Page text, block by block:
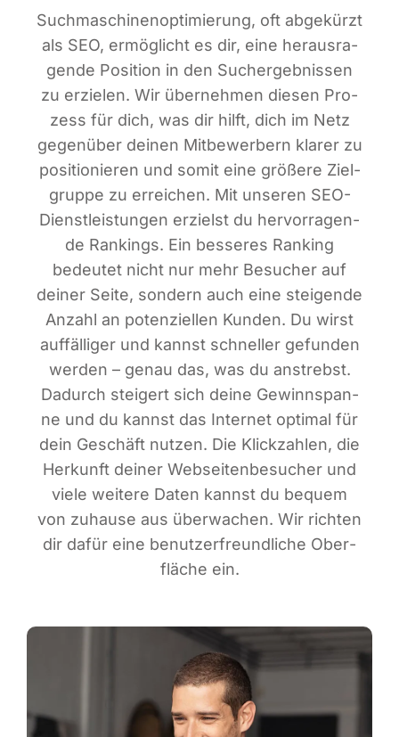
Such­ma­schi­nen­op­ti­mie­rung, oft abge­kürzt
als SEO, ermög­licht es dir, eine her­aus­ra­
gen­de Posi­ti­on in den Such­ergeb­nis­sen
zu erzie­len. Wir über­neh­men die­sen Pro­
zess für dich, was dir hilft, dich im Netz
gegen­über dei­nen Mit­be­wer­bern kla­rer zu
posi­tio­nie­ren und somit eine grö­ße­re Ziel­
grup­pe zu errei­chen. Mit unse­ren SEO-
Dienst­leis­tun­gen erzielst du her­vor­ra­gen­
de Ran­kings. Ein bes­se­res Ran­king
bedeu­tet nicht nur mehr Besu­cher auf
dei­ner Sei­te, son­dern auch eine stei­gen­de
Anzahl an poten­zi­el­len Kun­den. Du wirst
auf­fäl­li­ger und kannst schnel­ler gefun­den
wer­den – genau das, was du anstrebst.
Dadurch stei­gert sich dei­ne Gewinn­span­
ne und du kannst das Inter­net opti­mal für
dein Geschäft nut­zen. Die Klick­zah­len, die
Her­kunft dei­ner Web­sei­ten­be­su­cher und
vie­le wei­te­re Daten kannst du bequem
von zuhau­se aus über­wa­chen. Wir rich­ten
dir dafür eine benut­zer­freund­li­che Ober­
flä­che ein.